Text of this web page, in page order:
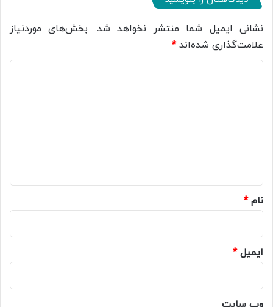
نشانی ایمیل شما منتشر نخواهد شد. بخش‌های موردنیاز
علامت‌گذاری شده‌اند*
نام*
ایمیل*